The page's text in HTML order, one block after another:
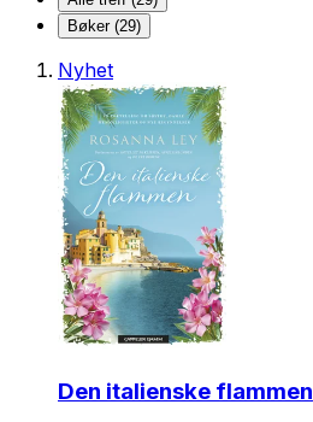
Bøker (29)
Nyhet
Den italienske flammen